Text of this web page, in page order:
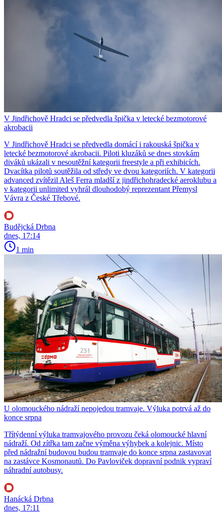
V Jindřichově Hradci se předvedla špička v letecké bezmotorové
akrobacii
V Jindřichově Hradci se předvedla domácí i rakouská špička v
letecké bezmotorové akrobacii. Piloti kluzáků se dnes stovkám
diváků ukázali v nesoutěžní kategorii freestyle a při exhibicích.
Dvacítka pilotů soutěžila od středy ve dvou kategoriích. V kategorii
advanced zvítězil Aleš Ferra mladší z jindřichohradecké aeroklubu a
v kategorii unlimited vyhrál dlouhodobý reprezentant Přemysl
Vávra z České Třebové.
Budějcká Drbna
dnes, 17:14
1 min
U olomouckého nádraží nepojedou tramvaje. Výluka potrvá až do
konce srpna
Třítýdenní výluka tramvajového provozu čeká olomoucké hlavní
nádraží. Od zítřka tam začne výměna výhybek a kolejnic. Místo
před nádražní budovou budou tramvaje do konce srpna zastavovat
na zastávce Kosmonautů. Do Pavloviček dopravní podnik vypraví
náhradní autobusy.
Hanácká Drbna
dnes, 17:11